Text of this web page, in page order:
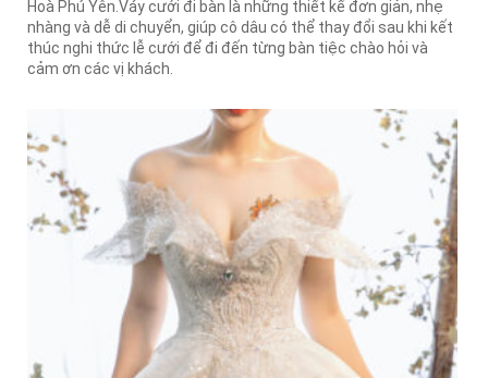
Hoà Phú Yên.Váy cưới đi bàn là những thiết kế đơn giản, nhẹ
nhàng và dễ di chuyển, giúp cô dâu có thể thay đổi sau khi kết
thúc nghi thức lễ cưới để đi đến từng bàn tiệc chào hỏi và
cảm ơn các vị khách.